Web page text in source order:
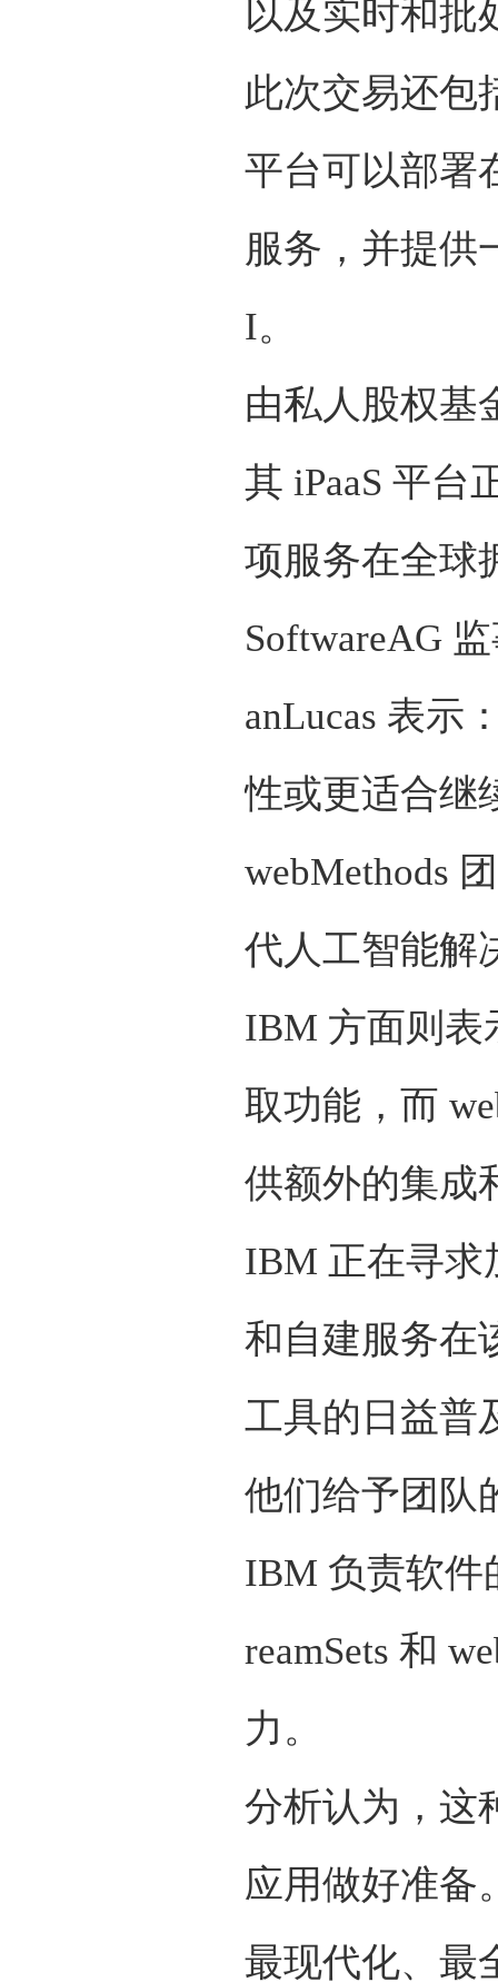
以及实时和批
此次交易还包
平台可以部署
服务，并提供
I。
由私人股权基
其 iPaaS 平台
项服务在全球
SoftwareAG
anLucas 表示
性或更适合继
webMethods
代人工智能解
IBM 方面则表
取功能，而
供额外的集成
IBM 正在寻求
和自建服务在
工具的日益普
他们给予团队
IBM 负责软件
reamSets 和
力。
分析认为，这
应用做好准备
最现代化、最